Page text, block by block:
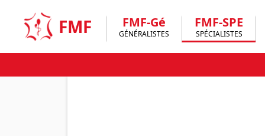
content
FMF FMF-Gé
GÉNÉRALISTES
FMF-SPE
SPÉCIALISTES